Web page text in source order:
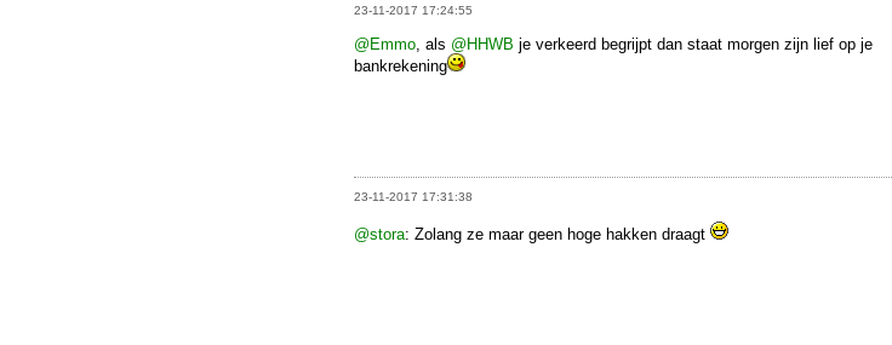
23-11-2017 17:24:55
@Emmo , als @HHWB je verkeerd begrijpt dan staat morgen zijn lief op je
bankrekening
23-11-2017 17:31:38
@stora: Zolang ze maar geen hoge hakken draagt